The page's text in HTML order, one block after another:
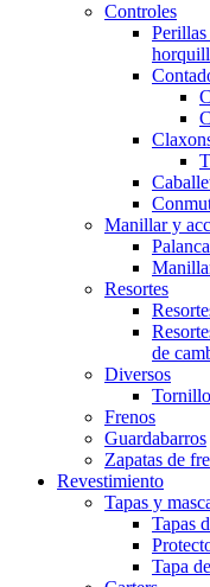
Controles
Manillar y
Resortes
de
Diversos
Frenos
Guardabarros
Zapatas de
Revestimiento
Tapas y
Tapas
Tapa